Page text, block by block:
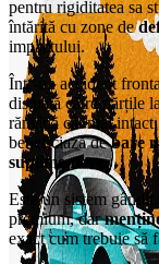
pentru rigiditatea sa
întărită cu zone de
impactului.
Într-un accident
disipată către părțile
rămână cât mai
beneficiază debare
suplimentare.
Este un sistem
premium, dar
exact cum trebuie să